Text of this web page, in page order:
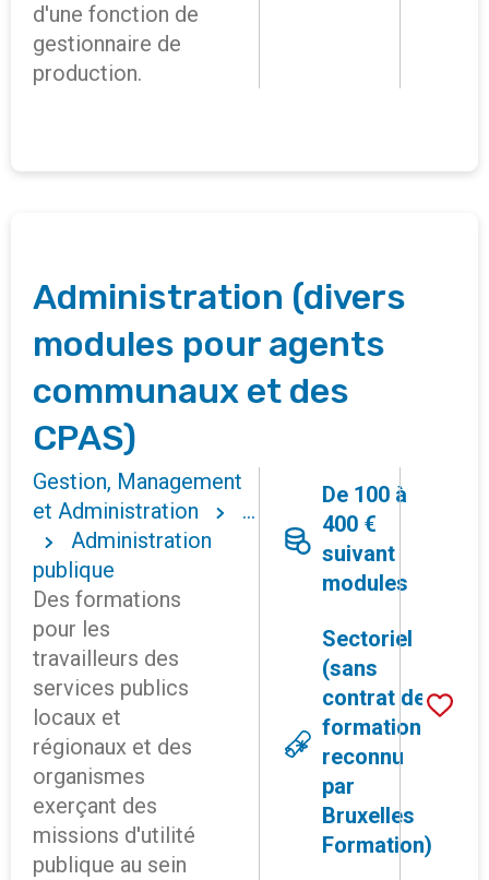
d'une fonction de
gestionnaire de
production.
Administration (divers
modules pour agents
communaux et des
CPAS)
Gestion, Management
et Administration
...
Administration
publique
Des formations
pour les
travailleurs des
services publics
locaux et
régionaux et des
organismes
exerçant des
missions d'utilité
publique au sein
De 100 à
400 €
suivant
modules
Sectoriel
(sans
contrat de
formation
reconnu
par
Bruxelles
Formation)